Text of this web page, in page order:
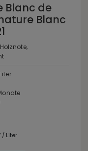
Blanc de
Blanc
/ Liter